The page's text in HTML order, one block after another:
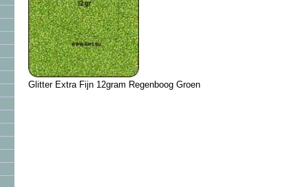
Glitter Extra Fijn 12gram Regenboog Groen